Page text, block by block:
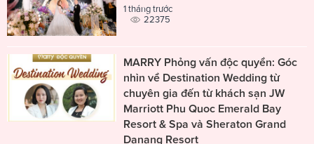
1 tháng trước
22375
MARRY Phỏng vấn độc quyền: Góc
nhìn về Destination Wedding từ
chuyên gia đến từ khách sạn JW
Marriott Phu Quoc Emerald Bay
Resort & Spa và Sheraton Grand
Danang Resort